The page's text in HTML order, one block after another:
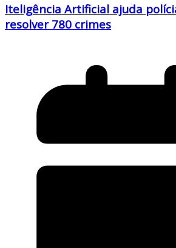
Iteligência Artificial ajuda
resolver 780 crimes